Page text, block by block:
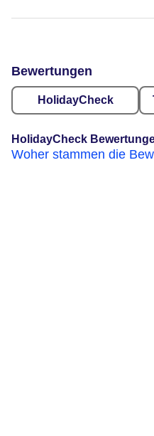
Bewertungen
HolidayCheck
HolidayCheck
Woher stammen die